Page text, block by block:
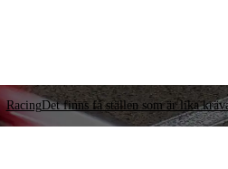
RacingDet finns få ställen som är lika